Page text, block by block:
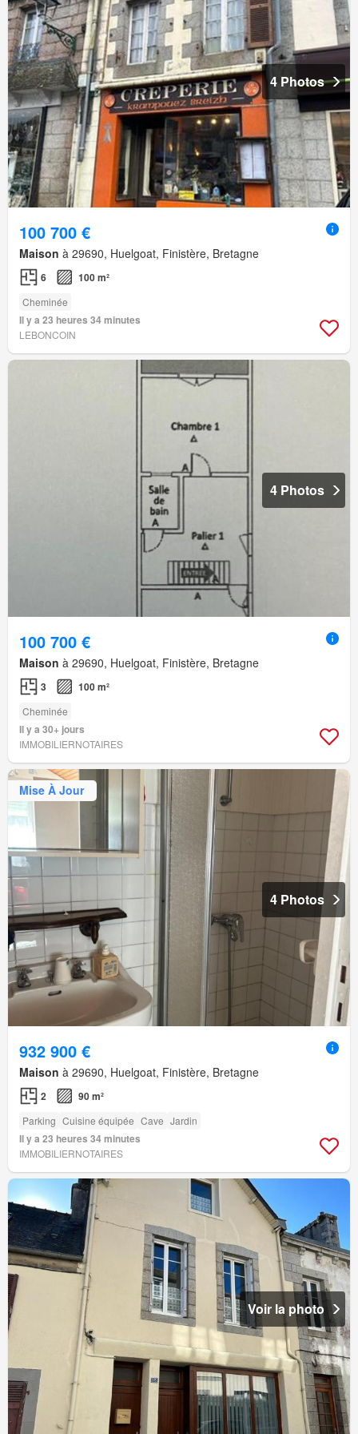
4 Photos
100 700 €
Maison à 29690, Huelgoat, Finistère, Bretagne
6 100 m²
Cheminée
Il y a 23 heures 34 minutes
LEBONCOIN
4 Photos
100 700 €
Maison à 29690, Huelgoat, Finistère, Bretagne
3 100 m²
Cheminée
Il y a 30+ jours
IMMOBILIERNOTAIRES
Mise À Jour
4 Photos
932 900 €
Maison à 29690, Huelgoat, Finistère, Bretagne
2 90 m²
Parking Cuisine équipée Cave Jardin
Il y a 23 heures 34 minutes
IMMOBILIERNOTAIRES
Voir la photo